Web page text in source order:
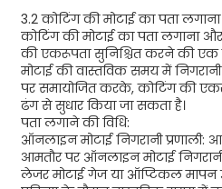
3.2 कोटिंग की मोटाई का पता
कोटिंग की मोटाई का पता लगाना
की एकरूपता सुनिश्चित करने की एक
मोटाई की वास्तविक समय में
पर समायोजित करके, कोटिंग की
ढंग से सुधार किया जा सकता है।
पता लगाने की विधि:
ऑनलाइन मोटाई निगरानी
आमतौर पर ऑनलाइन मोटाई
लेजर मोटाई गेज या ऑप्टिकल